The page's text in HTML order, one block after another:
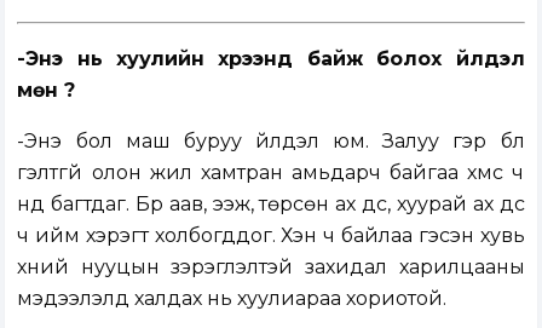
-Энэ нь хуулийн хүрээнд байж болох үйлдэл
мөн үү?
-Энэ бол маш буруу үйлдэл юм. Залуу гэр бүл
гэлтгүй олон жил хамтран амьдарч байгаа хүмүүс ч
үүнд багтдаг. Бүр аав, ээж, төрсөн ах дүүс, хуурай ах дүүс
ч ийм хэрэгт холбогддог. Хэн ч байлаа гэсэн хувь
хүний нууцын зэрэглэлтэй захидал харилцааны
мэдээлэлд халдах нь хуулиараа хориотой.